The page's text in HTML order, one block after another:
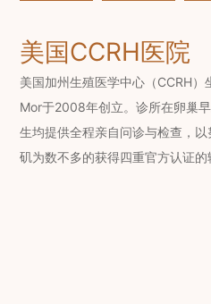
美国CCRH医院
美国加州生殖医学中心（CCRH
Mor于2008年创立。诊所在卵巢
生均提供全程亲自问诊与检查，
矶为数不多的获得四重官方认证